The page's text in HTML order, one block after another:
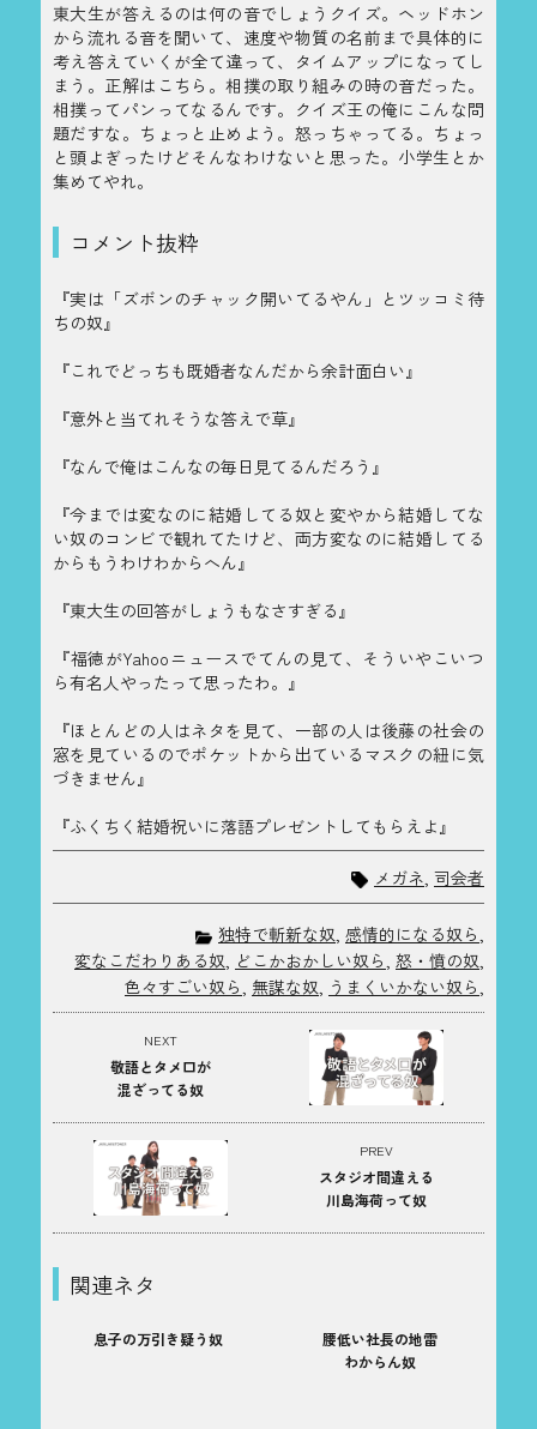
東大生が答えるのは何の音でしょうクイズ。ヘッドホン
から流れる音を聞いて、速度や物質の名前まで具体的に
考え答えていくが全て違って、タイムアップになってし
まう。正解はこちら。相撲の取り組みの時の音だった。
相撲ってパンってなるんです。クイズ王の俺にこんな問
題だすな。ちょっと止めよう。怒っちゃってる。ちょっ
と頭よぎったけどそんなわけないと思った。小学生とか
集めてやれ。
コメント抜粋
『実は「ズボンのチャック開いてるやん」とツッコミ待
ちの奴』
『これでどっちも既婚者なんだから余計面白い』
『意外と当てれそうな答えで草』
『なんで俺はこんなの毎日見てるんだろう』
『今までは変なのに結婚してる奴と変やから結婚してな
い奴のコンビで観れてたけど、両方変なのに結婚してる
からもうわけわからへん』
『東大生の回答がしょうもなさすぎる』
『福徳がYahooニュースでてんの見て、そういやこいつ
ら有名人やったって思ったわ。』
『ほとんどの人はネタを見て、一部の人は後藤の社会の
窓を見ているのでポケットから出ているマスクの紐に気
づきません』
『ふくちく結婚祝いに落語プレゼントしてもらえよ』
メガネ 司会者
独特で斬新な奴, 感情的になる奴ら,
変なこだわりある奴, どこかおかしい奴ら, 怒・憤の奴,
色々すごい奴ら, 無謀な奴, うまくいかない奴ら,
PREV
スタジオ間違える
川島海荷って奴
NEXT
敬語とタメ口が
混ざってる奴
関連ネタ
息子の万引き疑う奴
腰低い社長の地雷
わからん奴